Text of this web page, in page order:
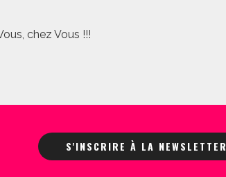
chez Vous !!!
S'INSCRIRE À LA NEWSLETTER